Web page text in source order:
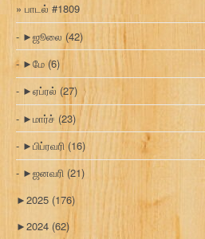
பாடல் #1809
►ஜூலை (42)
►மே (6)
►ஏப்ரல் (27)
►மார்ச் (23)
►பிப்ரவரி (16)
►ஜனவரி (21)
►2025 (176)
►2024 (62)